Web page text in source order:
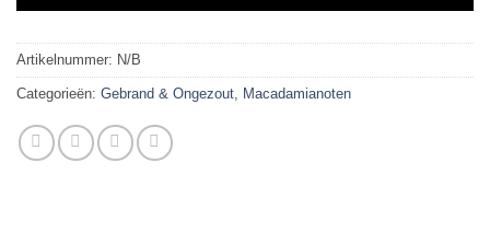
Artikelnummer: N/B
Categorieën: Gebrand & Ongezout Macadamianoten